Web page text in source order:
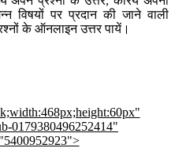
विषयों पर प्रदान की जाने वाली
के ऑनलाइन उत्तर पायें।
0179380496252414"